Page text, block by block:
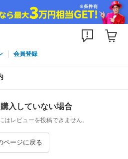
会員登録
入していない場合
はレビューを投稿できません。
ページに戻る